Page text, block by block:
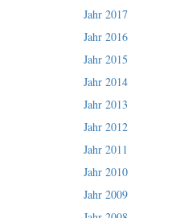
Jahr 2017
Jahr 2016
Jahr 2015
Jahr 2014
Jahr 2013
Jahr 2012
Jahr 2011
Jahr 2010
Jahr 2009